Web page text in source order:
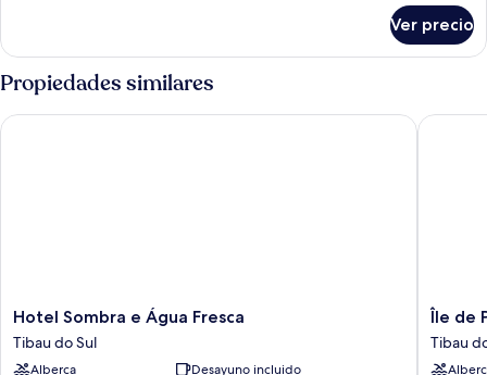
doble
Ver precio
Propiedades similares
Hotel
Sombra
e
Hotel Sombra e Água Fresca
Tibau do Sul
Alberca
Desayuno incluido
Hotel Sombra e Água Fresca
Île
de
Pipa
Île de
Tibau
Île de